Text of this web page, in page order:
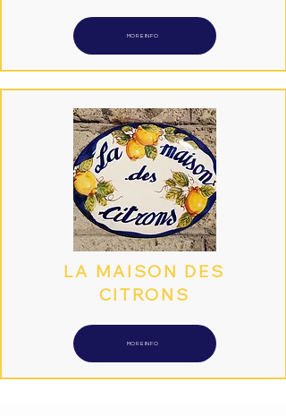
MORE INFO
LA MAISON DES
CITRONS
MORE INFO